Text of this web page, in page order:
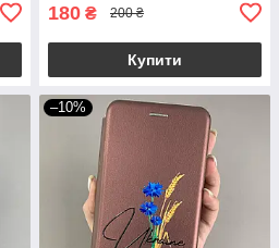
180 ₴ 200 ₴
Купити
–10%